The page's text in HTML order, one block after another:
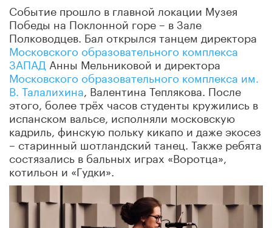
Событие прошло в главной локации Музея
Победы на Поклонной горе – в Зале
Полководцев. Бал открылся танцем директора
Московского образовательного комплекса
ЗАПАД Анны Мельниковой и директора
Московского образовательного комплекса им.
В. Талалихина , Валентина Теплякова. После
этого, более трёх часов студенты кружились в
испанском вальсе, исполняли московскую
кадриль, финскую польку кикапо и даже экосез
– старинный шотландский танец. Также ребята
состязались в бальных играх «Воротца»,
котильон и «Гудки».